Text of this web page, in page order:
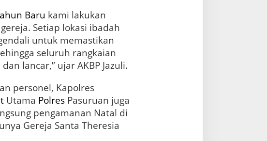
Baru kami lakukan
Setiap lokasi ibadah
untuk memastikan
seluruh rangkaian
lancar,” ujar AKBP Jazuli.
personel, Kapolres
Utama PolresPasuruan juga
pengamanan Natal di
Gereja Santa Theresia